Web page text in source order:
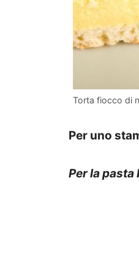
Torta fiocco di
Per uno
Per la